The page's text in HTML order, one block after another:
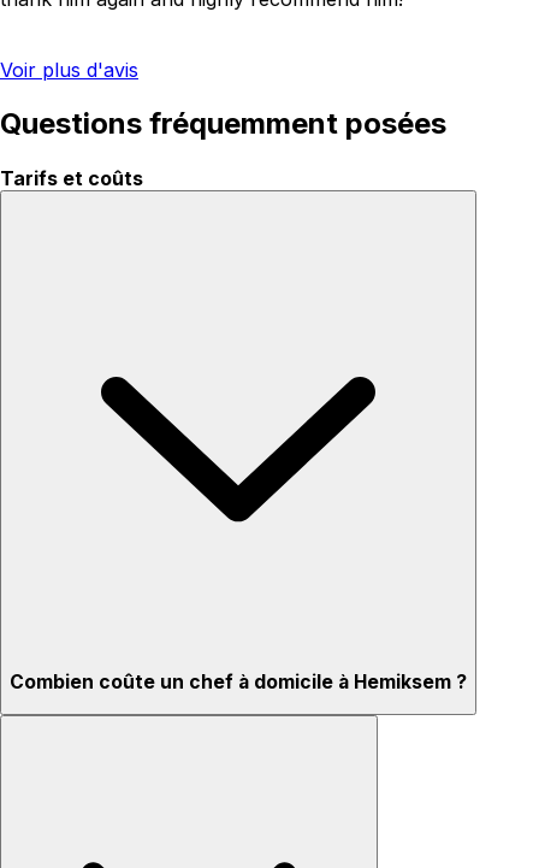
Voir plus d'avis
Questions fréquemment posées
Tarifs et coûts
Combien coûte un chef à domicile à Hemiksem ?